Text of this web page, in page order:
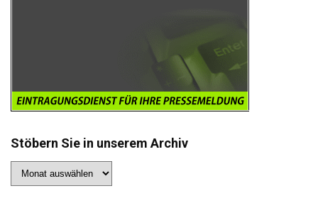
Stöbern Sie in unserem Archiv
Sie